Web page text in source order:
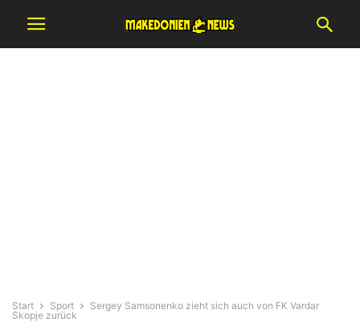
Start Sport
Sergey Samsonenko zieht sich auch von FK Vardar
Skopje zurück